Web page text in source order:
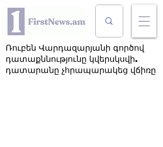
Ռուբեն Վարդազարյանի գործով
դատաքննությունը կվերսկսվի.
դատարանը չհրապարակեց վճիռը